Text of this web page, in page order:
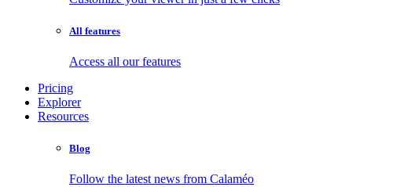
All features
Access all our features
Pricing
Explorer
Resources
Blog
Follow the latest news from Calaméo